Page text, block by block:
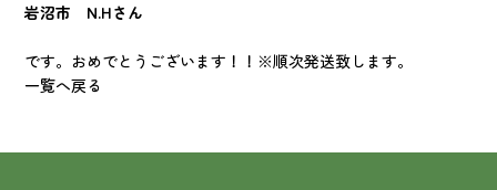
岩沼市 N.Hさん
です。おめでとうございます！！※順次発送致します。
一覧へ戻る